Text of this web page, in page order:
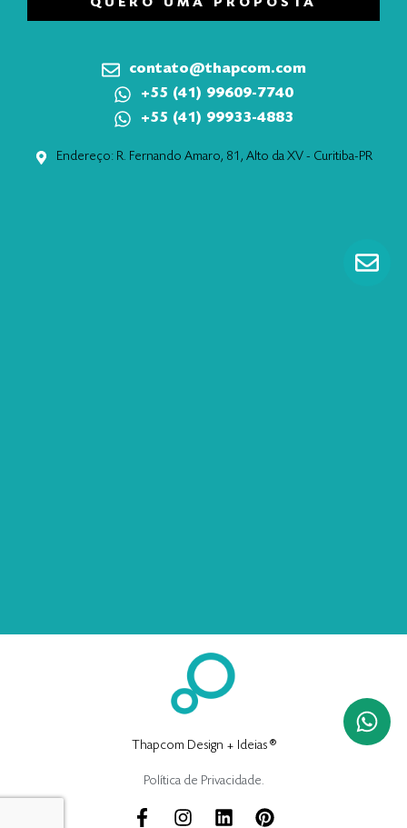
QUERO UMA PROPOSTA
contato@thapcom.com
+55 (41) 99609-7740
+55 (41) 99933-4883
Endereço: R. Fernando Amaro, 81, Alto da XV - Curitiba-PR
Thapcom Design + Ideias ®
Política de Privacidade.